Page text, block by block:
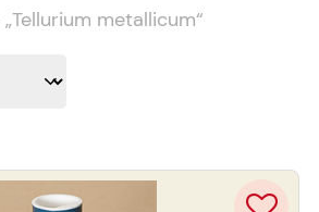
„Tellurium metallicum“